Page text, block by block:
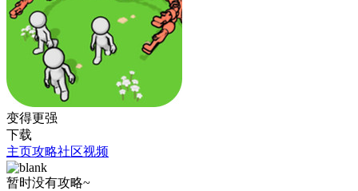
变得更强
下载
主页攻略社区视频
暂时没有攻略~